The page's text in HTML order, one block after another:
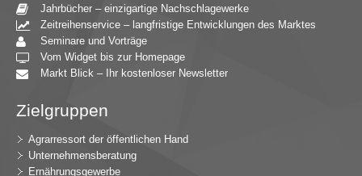
Jahrbücher – einzigartige Nachschlagewerke
Zeitreihenservice – langfristige Entwicklungen des Marktes
Seminare und Vorträge
Vom Widget bis zur Homepage
Markt Blick – Ihr kostenloser Newsletter
Zielgruppen
Agrarressort der öffentlichen Hand
Unternehmensberatung
Ernährungsgewerbe